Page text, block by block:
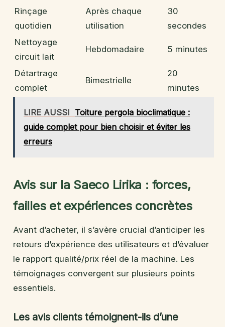
Rinçage
quotidien
Après chaque
utilisation
30
secondes
Nettoyage
circuit lait
Hebdomadaire 5 minutes
Détartrage
complet
Bimestrielle
20
minutes
LIRE AUSSI Toiture pergola bioclimatique :
guide complet pour bien choisir et éviter les
erreurs
Avis sur la Saeco Lirika : forces,
failles et expériences concrètes
Avant d’acheter, il s’avère crucial d’anticiper les
retours d’expérience des utilisateurs et d’évaluer
le rapport qualité/prix réel de la machine. Les
témoignages convergent sur plusieurs points
essentiels.
Les avis clients témoignent-ils d’une